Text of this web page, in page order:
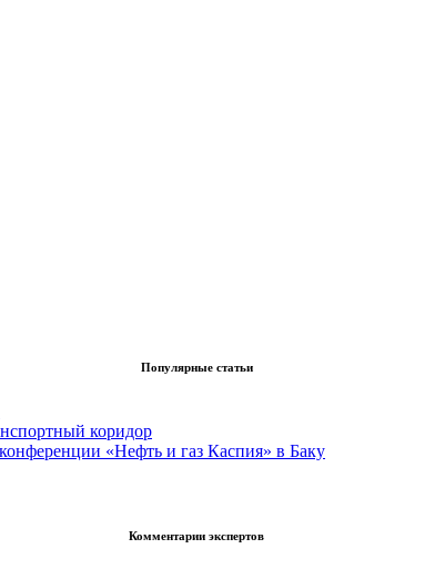
Популярные статьи
коридор
«Нефть и газ Каспия» в Баку
Комментарии экспертов